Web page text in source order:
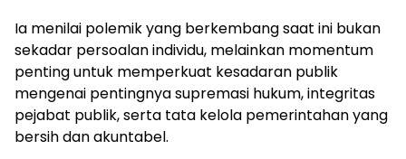
Ia menilai polemik yang berkembang saat ini bukan
sekadar persoalan individu, melainkan momentum
penting untuk memperkuat kesadaran publik
mengenai pentingnya supremasi hukum, integritas
pejabat publik, serta tata kelola pemerintahan yang
bersih dan akuntabel.